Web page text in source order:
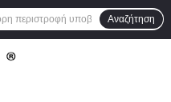
Αναζήτηση